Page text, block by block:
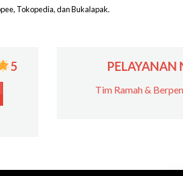
Tokopedia, dan Bukalapak.
5 PELAYANAN
Tim Ramah &